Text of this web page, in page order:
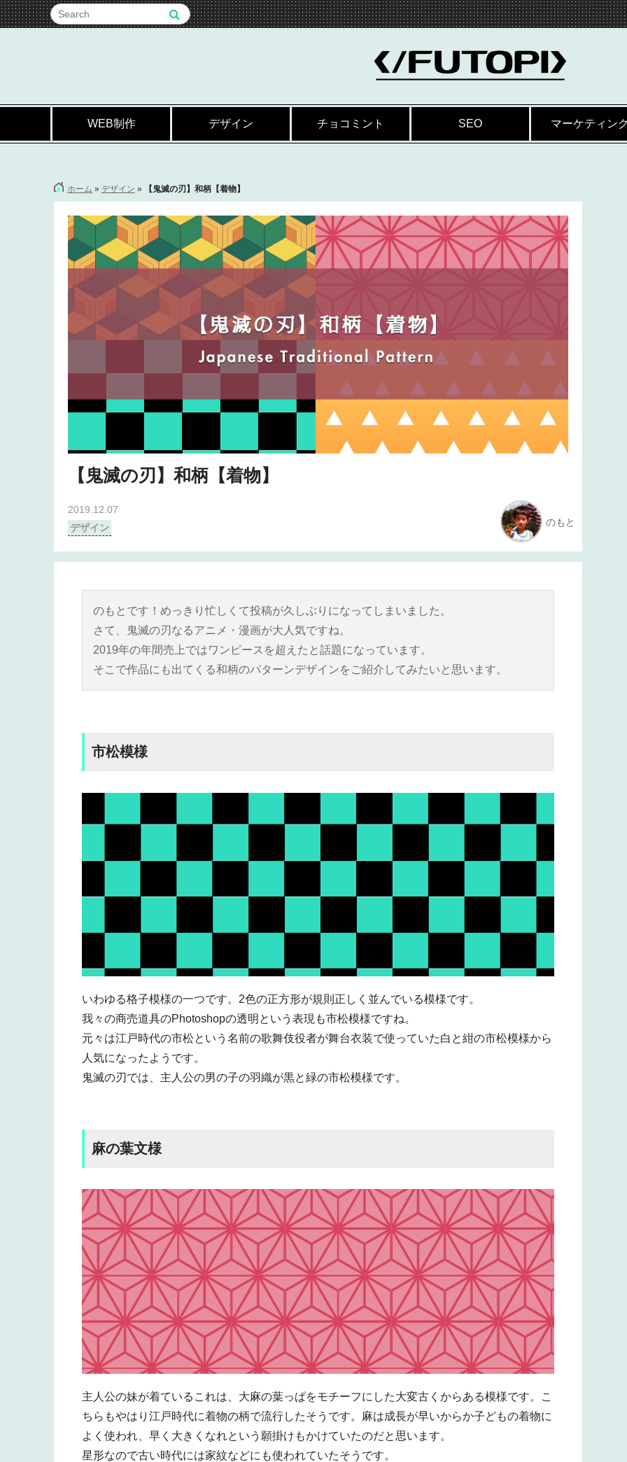
WEB制作 デザイン チョコミント SEO マーケティン
ホーム » デザイン » 【鬼滅の刃】和柄【着物】
【鬼滅の刃】和柄【着物】
2019.12.07
デザイン
のもと
のもとです！めっきり忙しくて投稿が久しぶりになってしまいました。
さて、鬼滅の刃なるアニメ・漫画が大人気ですね。
2019年の年間売上ではワンピースを超えたと話題になっています。
そこで作品にも出てくる和柄のパターンデザインをご紹介してみたいと思います。
市松模様
いわゆる格子模様の一つです。2色の正方形が規則正しく並んでいる模様です。
我々の商売道具のPhotoshopの透明という表現も市松模様ですね。
元々は江戸時代の市松という名前の歌舞伎役者が舞台衣装で使っていた白と紺の市松模様から
人気になったようです。
鬼滅の刃では、主人公の男の子の羽織が黒と緑の市松模様です。
麻の葉文様
主人公の妹が着ているこれは、大麻の葉っぱをモチーフにした大変古くからある模様です。こ
ちらもやはり江戸時代に着物の柄で流行したそうです。麻は成長が早いからか子どもの着物に
よく使われ、早く大きくなれという願掛けもかけていたのだと思います。
星形なので古い時代には家紋などにも使われていたそうです。